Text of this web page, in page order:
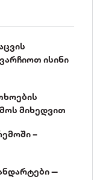
ისინი
მიხედვით
–
—